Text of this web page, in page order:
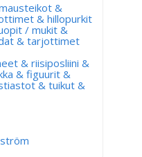
&
& hillopurkit
/ mukit &
& tarjottimet
& riisiposliini &
& figuurit &
& tuikut &